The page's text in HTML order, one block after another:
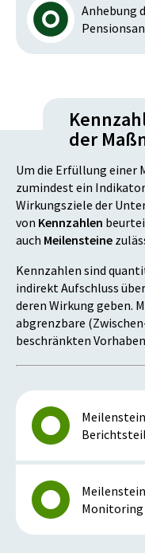
Anhebung
der
Um die Erfüllung einer
zumindest ein
Wirkungsziele der
von Kennzahlen
auch Meilensteine
Kennzahlen sind
indirekt Aufschluss
deren Wirkung geben.
abgrenzbare
beschränkten
Details zum
Monitoring